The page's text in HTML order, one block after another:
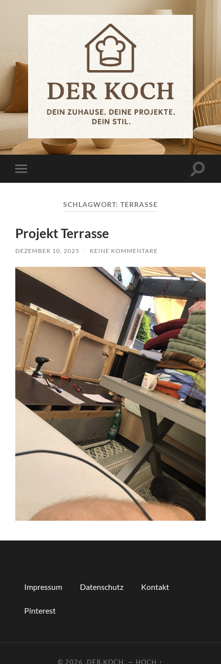
.der.koch.
Mobile-
Menü
SCHLAGWORT: TERRASSE
Projekt Terrasse
DEZEMBER 10, 2025 / KEINE KOMMENTARE
Impressum Datenschutz Kontakt
Pinterest
© 2026 .DER.KOCH. — HOCH ↑